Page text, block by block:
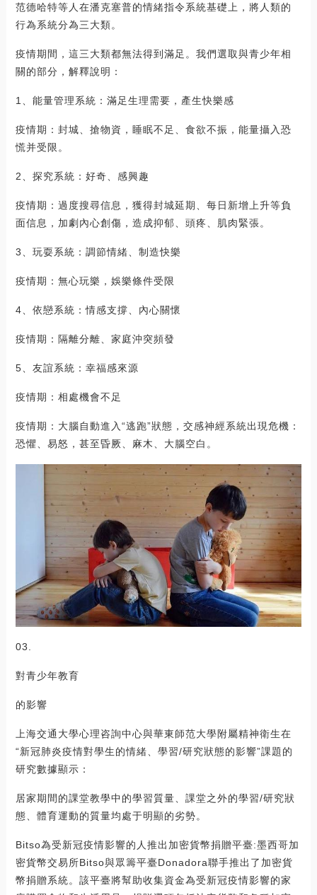
范德哈特等人在潘克塞普的情緒指令系統基礎上，將人類的
行為系統分為三大類。
疫情期間，這三大類都無法得到滿足。我們選取與青少年相
關的部分，解釋說明：
1、能量管理系統：滿足生理需要，產生快樂感
疫情期：封城、搶物資，睡眠不足、食欲不振，能量攝入恐
慌并受限。
2、探究系統：好奇、感興趣
疫情期：過度搜尋信息，獲得封城延期、每日新增上升等負
面信息，加劇內心創傷，造成抑郁、頭疼、肌肉緊張。
3、玩耍系統：調節情緒、制造快樂
疫情期：無心玩樂，娛樂條件受限
4、依戀系統：情感支撐、內心關懷
疫情期：隔離分離、家庭沖突頻發
5、友誼系統：幸福感來源
疫情期：相處機會不足
疫情期：大腦自動進入“逃跑”狀態，交感神經系統出現危機：
恐懼、易怒，甚至昏厥、麻木、大腦空白。
03.
對青少年教育
的影響
上海交通大學心理咨詢中心與華東師范大學附屬精神衛生在
“新冠肺炎疫情對學生的情緒、學習/研究狀態的影響”課題的
研究數據顯示：
居家期間的課堂教學中的學習質量、課堂之外的學習/研究狀
態、體育運動的質量均處于明顯的劣勢。
Bitso為受新冠疫情影響的人推出加密貨幣捐贈平臺:墨西哥加
密貨幣交易所Bitso與眾籌平臺Donadora聯手推出了加密貨
幣捐贈系統。該平臺將幫助收集資金為受新冠疫情影響的家